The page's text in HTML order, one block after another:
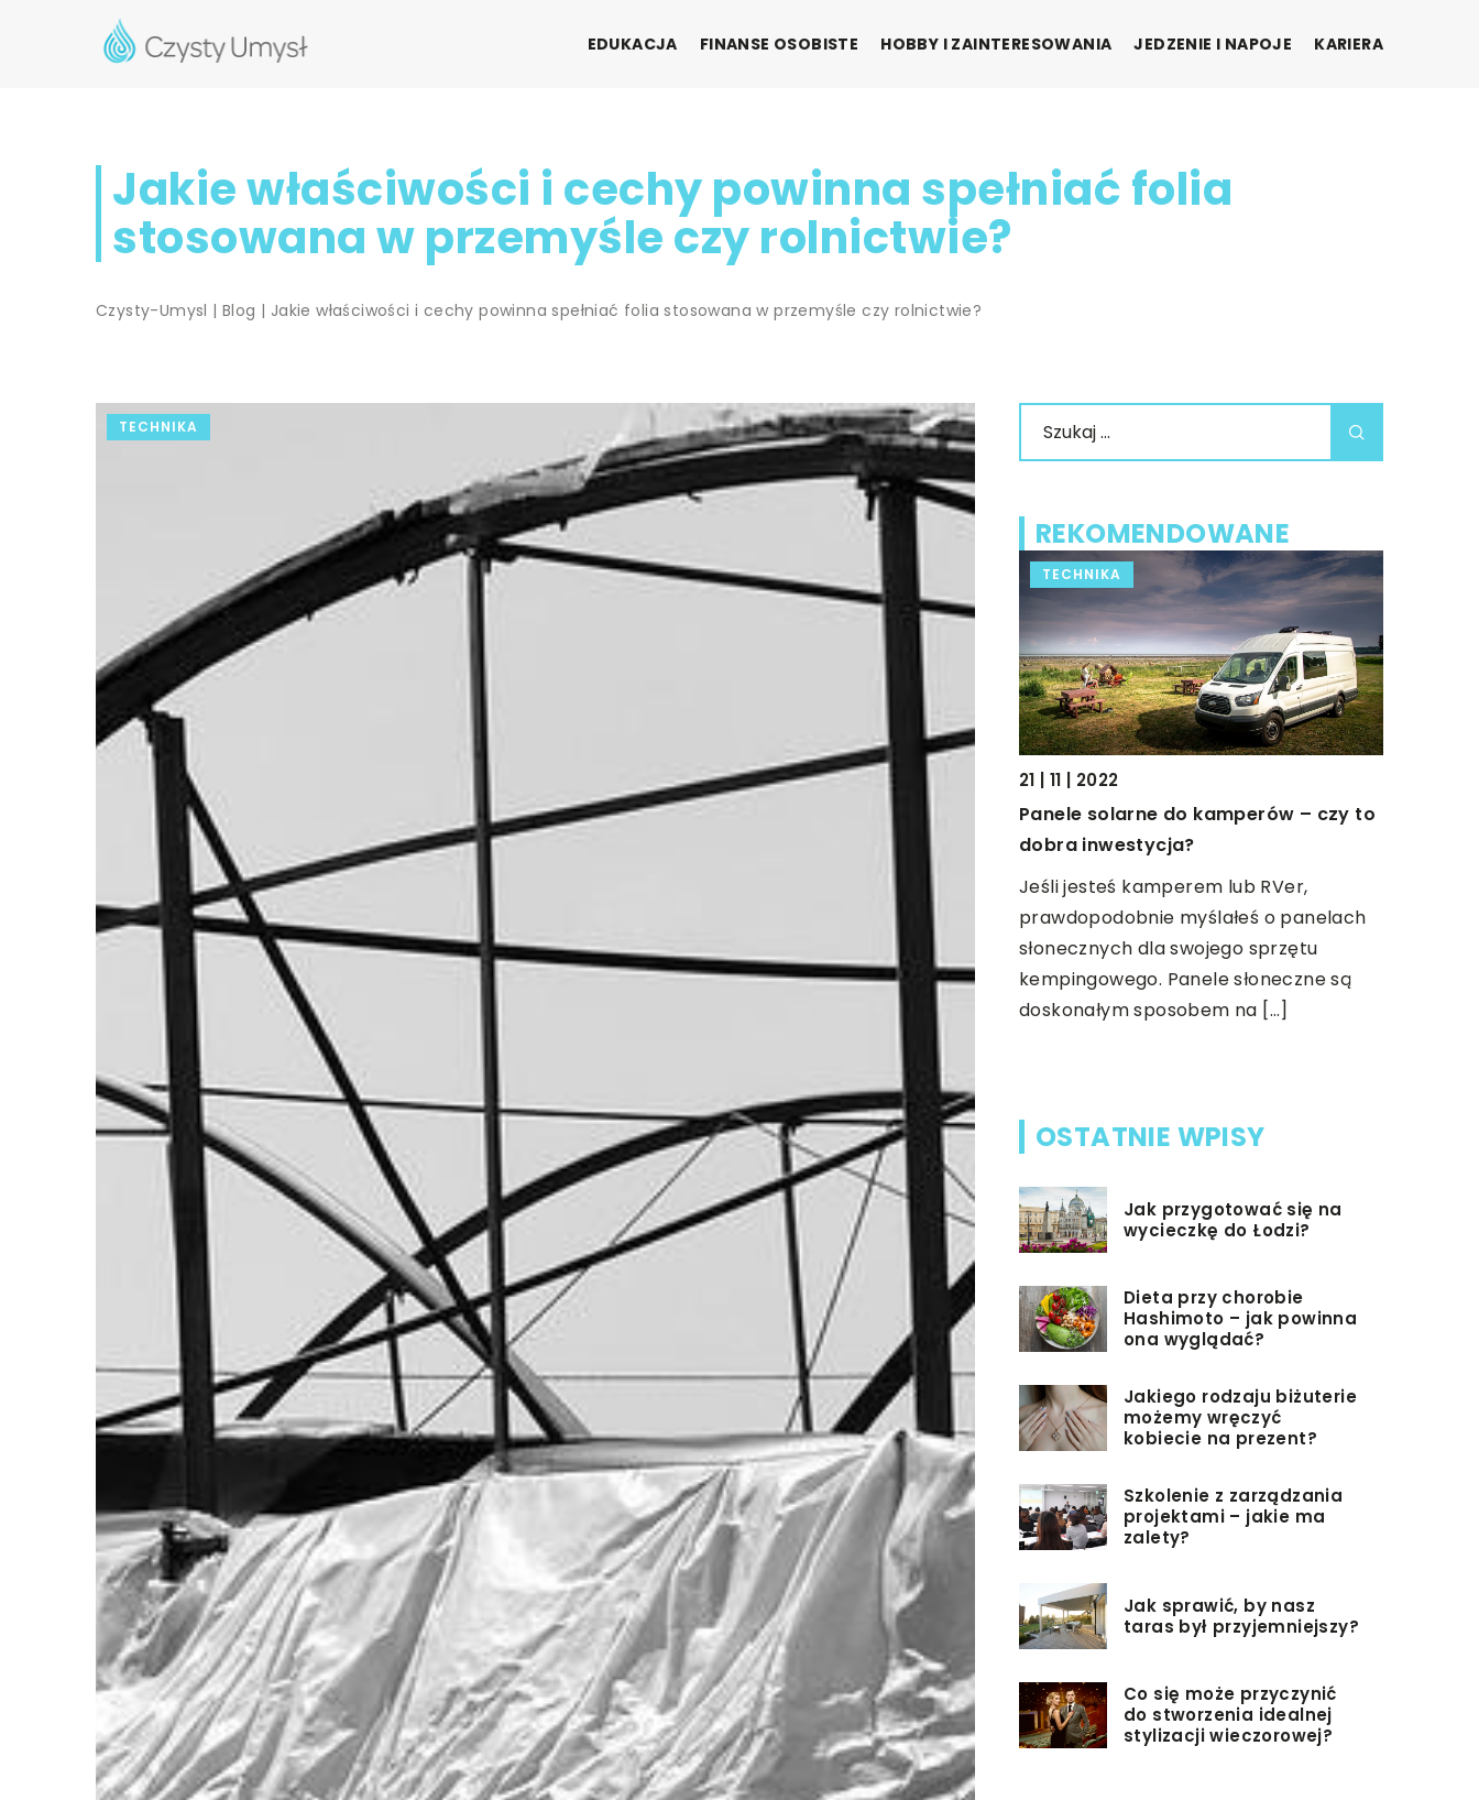
EDUKACJA FINANSE OSOBISTE HOBBY I ZAINTERESOWANIA JEDZENIE I NAPOJE KARIERA
Jakie właściwości i cechy powinna spełniać folia
stosowana w przemyśle czy rolnictwie?
Czysty-Umysl |Blog | Jakie właściwości i cechy powinna spełniać folia stosowana w przemyśle czy rolnictwie?
TECHNIKA
REKOMENDOWANE
BIZNES I FINANSE
Puchary – które będą najlepsze dla
sportowców?
Półka wypełniona imponującymi
trofeami to marzenie każdej osoby
zaangażowanej w sport. Warto, by takie
nagrody były porządnie wykonane. Jako
organizatorzy […]
BUDOWNICTWO I NIERUCHOMOŚCI
26 | 11 | 2022
Aranżacja biur – jakie działania
składają się na ten proces?
Proces aranżacji biura powinien być
postrzegany jako ciągły cykl zmian i
ulepszeń. Innymi słowy, sposób, w jaki
Twoja przestrzeń biurowa […]
TECHNIKA
21 | 11 | 2022
Panele solarne do kamperów – czy to
dobra inwestycja?
Jeśli jesteś kamperem lub RVer,
prawdopodobnie myślałeś o panelach
słonecznych dla swojego sprzętu
kempingowego. Panele słoneczne są
doskonałym sposobem na […]
OSTATNIE WPISY
Jak przygotować się na
wycieczkę do Łodzi?
Dieta przy chorobie
Hashimoto – jak powinna
ona wyglądać?
Jakiego rodzaju biżuterie
możemy wręczyć
kobiecie na prezent?
Szkolenie z zarządzania
projektami – jakie ma
zalety?
Jak sprawić, by nasz
taras był przyjemniejszy?
Co się może przyczynić
do stworzenia idealnej
stylizacji wieczorowej?